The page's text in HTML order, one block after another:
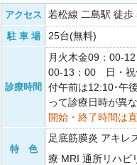
アクセス 若松線 二島駅 徒歩
駐 車 場 25台(無料)
診療時間
月火木金09：00-
00-13：00 日・
付午前は12:10･午
って診療日時が異
開始・終了時間は
特 色
足底筋膜炎 アキレ
療 MRI 通所リハビ